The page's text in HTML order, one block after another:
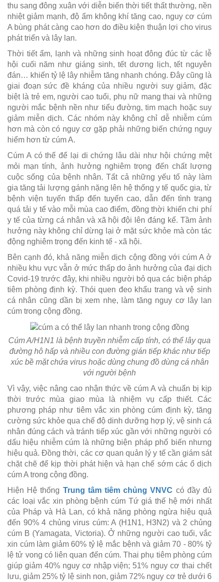
thu sang đông xuân với diễn biến thời tiết thất thường, nền
nhiệt giảm mạnh, độ ẩm không khí tăng cao, nguy cơ cúm
A bùng phát càng cao hơn do điều kiện thuận lợi cho virus
phát triển và lây lan.
Thời tiết ẩm, lạnh và những sinh hoạt đông đúc từ các lễ
hội cuối năm như giáng sinh, tết dương lịch, tết nguyên
đán… khiến tỷ lệ lây nhiễm tăng nhanh chóng. Đây cũng là
giai đoạn sức đề kháng của nhiều người suy giảm, đặc
biệt là trẻ em, người cao tuổi, phụ nữ mang thai và những
người mắc bệnh nền như tiểu đường, tim mạch hoặc suy
giảm miễn dịch. Các nhóm này không chỉ dễ nhiễm cúm
hơn mà còn có nguy cơ gặp phải những biến chứng nguy
hiểm hơn từ cúm A.
Cúm A có thể để lại di chứng lâu dài như hội chứng mệt
mỏi mạn tính, ảnh hưởng nghiêm trọng đến chất lượng
cuộc sống của bệnh nhân. Tất cả những yếu tố này làm
gia tăng tải lượng gánh nặng lên hệ thống y tế quốc gia, từ
bệnh viện tuyến thấp đến tuyến cao, dẫn đến tình trạng
quá tải y tế vào mỗi mùa cao điểm, đồng thời khiến chi phí
y tế của từng cá nhân và xã hội đội lên đáng kể. Tầm ảnh
hưởng này không chỉ dừng lại ở mặt sức khỏe mà còn tác
động nghiêm trọng đến kinh tế - xã hội.
Bên cạnh đó, khả năng miễn dịch cộng đồng với cúm A ở
nhiều khu vực vẫn ở mức thấp do ảnh hưởng của đại dịch
Covid-19 trước đây, khi nhiều người bỏ qua các biện pháp
tiêm phòng định kỳ. Thói quen đeo khẩu trang và vệ sinh
cá nhân cũng dần bị xem nhẹ, làm tăng nguy cơ lây lan
cúm trong cộng đồng.
Cúm A/H1N1 là bệnh truyền nhiễm cấp tính, có thể lây qua
đường hô hấp và nhiều con đường gián tiếp khác như tiếp
xúc bề mặt chứa virus hoặc dùng chung đồ dùng cá nhân
với người bệnh
Vì vậy, việc nâng cao nhận thức về cúm A và chuẩn bị kịp
thời trước mùa giao mùa là nhiệm vụ cấp thiết. Các
phương pháp như tiêm vắc xin phòng cúm định kỳ, tăng
cường sức khỏe qua chế độ dinh dưỡng hợp lý, vệ sinh cá
nhân đúng cách và tránh tiếp xúc gần với những người có
dấu hiệu nhiễm cúm là những biện pháp phổ biến nhưng
hiệu quả. Đồng thời, các cơ quan quản lý y tế cần giám sát
chặt chẽ để kịp thời phát hiện và hạn chế sớm các ổ dịch
cúm A trong cộng đồng.
Hiện Hệ thống Trung tâm tiêm chủng VNVC có đầy đủ
các loại vắc xin phòng bệnh cúm Tứ giá thế hệ mới nhất
của Pháp và Hà Lan, có khả năng phòng ngừa hiệu quả
đến 90% 4 chủng virus cúm: A (H1N1, H3N2) và 2 chủng
cúm B (Yamagata, Victoria). Ở những người cao tuổi, vắc
xin cúm làm giảm 60% tỷ lệ mắc bệnh và giảm 70 - 80% tỷ
lệ tử vong có liên quan đến cúm. Thai phụ tiêm phòng cúm
giúp giảm 40% nguy cơ nhập viện; 51% nguy cơ thai chết
lưu, giảm 25% tỷ lệ sinh non, giảm 72% nguy cơ trẻ dưới 6